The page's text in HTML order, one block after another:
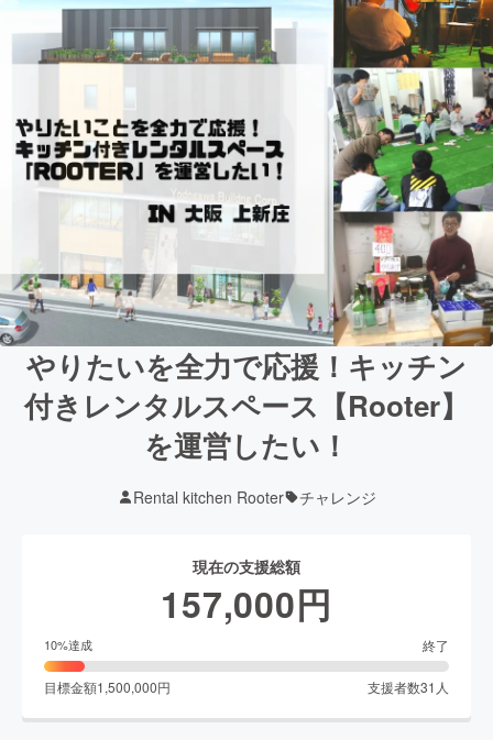
やりたいを全力で応援！キッチン
付きレンタルスペース【Rooter】
を運営したい！
Rental kitchen Rooter チャレンジ
現在の支援総額
157,000円
10%達成 終了
目標金額1,500,000円 支援者数31 人